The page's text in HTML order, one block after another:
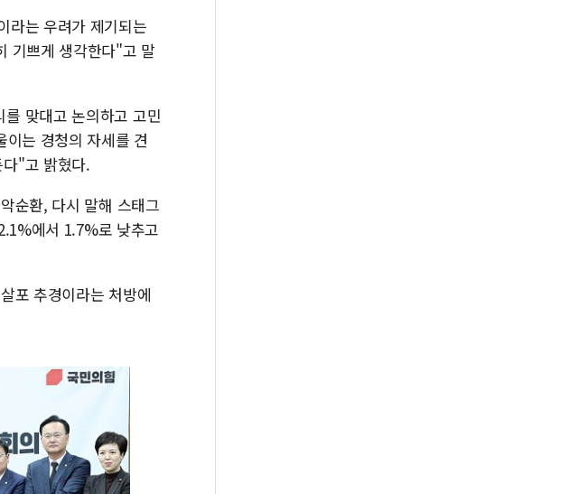
라는 우려가 제기되는
기쁘게 생각한다"고 말
맞대고 논의하고 고민
는 경청의 자세를 견
"고 밝혔다.
순환, 다시 말해 스태그
에서 1.7%로 낮추고
포 추경이라는 처방에